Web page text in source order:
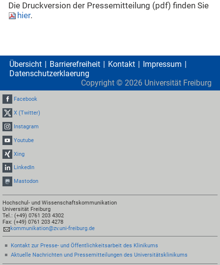
Die Druckversion der Pressemitteilung (pdf) finden Sie
hier.
Übersicht Barrierefreiheit Kontakt
Impressum
Datenschutzerklaerung
Copyright © 2026 Universität Freiburg
Facebook
X (Twitter)
Instagram
Youtube
Xing
LinkedIn
Mastodon
Hochschul- und Wissenschaftskommunikation
Universität Freiburg
Tel.: (+49) 0761 203 4302
Fax: (+49) 0761 203 4278
kommunikation@zv.uni-freiburg.de
Kontakt zur Presse- und Öffentlichkeitsarbeit des Klinikums
Aktuelle Nachrichten und Pressemitteilungen des Universitätsklinikums